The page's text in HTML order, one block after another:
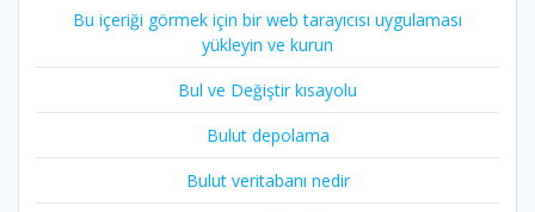
Bu içeriği görmek için bir web tarayıcısı uygulaması
yükleyin ve kurun
Bul ve Değiştir kısayolu
Bulut depolama
Bulut veritabanı nedir